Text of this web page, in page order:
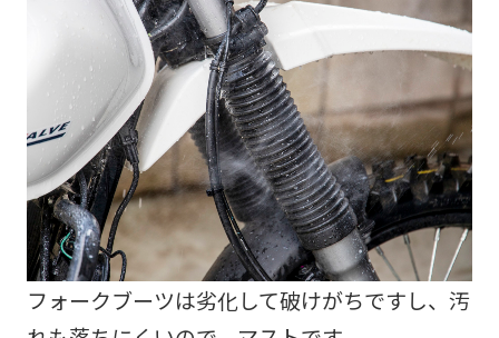
フォークブーツは劣化して破けがちですし、汚